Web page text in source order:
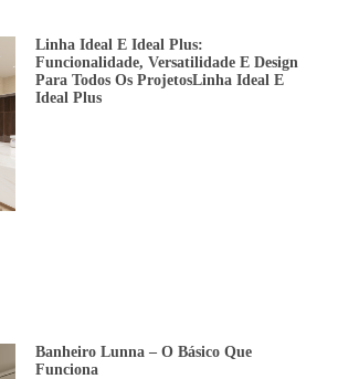
Linha Ideal E Ideal Plus:
Funcionalidade, Versatilidade E Design
Para Todos Os ProjetosLinha Ideal E
Ideal Plus
Banheiro Lunna – O Básico Que
Funciona